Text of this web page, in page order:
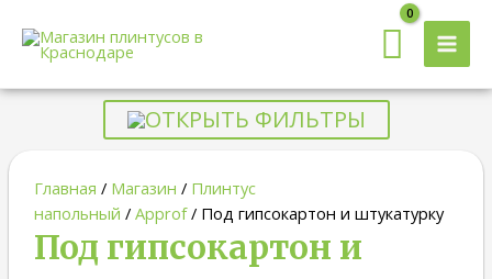
Главная / Магазин / Плинтус
напольный / Approf/ Под гипсокартон и штукатурку
Под гипсокартон и
ОТКРЫТЬ ФИЛЬТРЫ